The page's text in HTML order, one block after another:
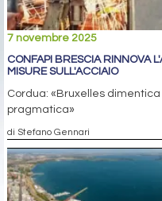
7 novembre 2025
CONFAPI BRESCIA RINNOVA
MISURE SULL'ACCIAIO
Cordua: «Bruxelles
pragmatica»
di Stefano Gennari